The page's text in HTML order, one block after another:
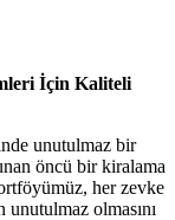
İçin Kaliteli
unutulmaz bir
öncü bir kiralama
her zevke
olmasını